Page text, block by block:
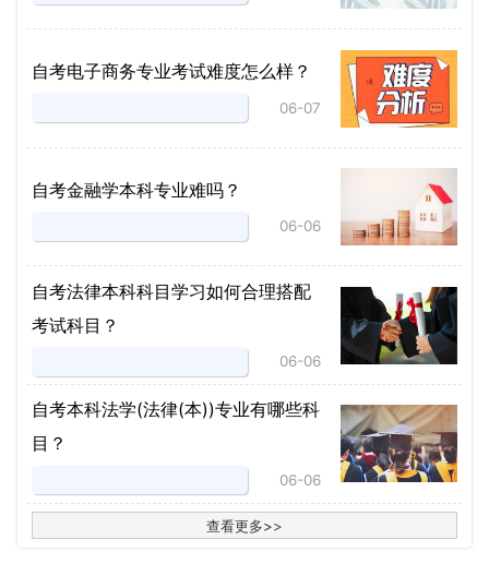
自考电子商务专业考试难度怎么样？
06-07
自考金融学本科专业难吗？
06-06
自考法律本科科目学习如何合理搭配
考试科目？
06-06
​自考本科法学(法律(本))专业有哪些科
目？
06-06
查看更多>>